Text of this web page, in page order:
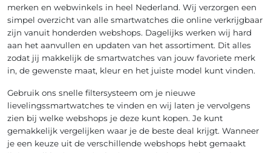
merken en webwinkels in heel Nederland. Wij verzorgen een
simpel overzicht van alle smartwatches die online verkrijgbaar
zijn vanuit honderden webshops. Dagelijks werken wij hard
aan het aanvullen en updaten van het assortiment. Dit alles
zodat jij makkelijk de smartwatches van jouw favoriete merk
in, de gewenste maat, kleur en het juiste model kunt vinden.
Gebruik ons snelle filtersysteem om je nieuwe
lievelingssmartwatches te vinden en wij laten je vervolgens
zien bij welke webshops je deze kunt kopen. Je kunt
gemakkelijk vergelijken waar je de beste deal krijgt. Wanneer
je een keuze uit de verschillende webshops hebt gemaakt